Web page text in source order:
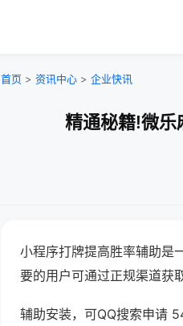
首页 > 资讯中心 > 企业快讯
精通秘籍!微乐
小程序打牌提高胜率辅助是
要的用户可通过正规渠道获
辅助安装，可QQ搜索申请